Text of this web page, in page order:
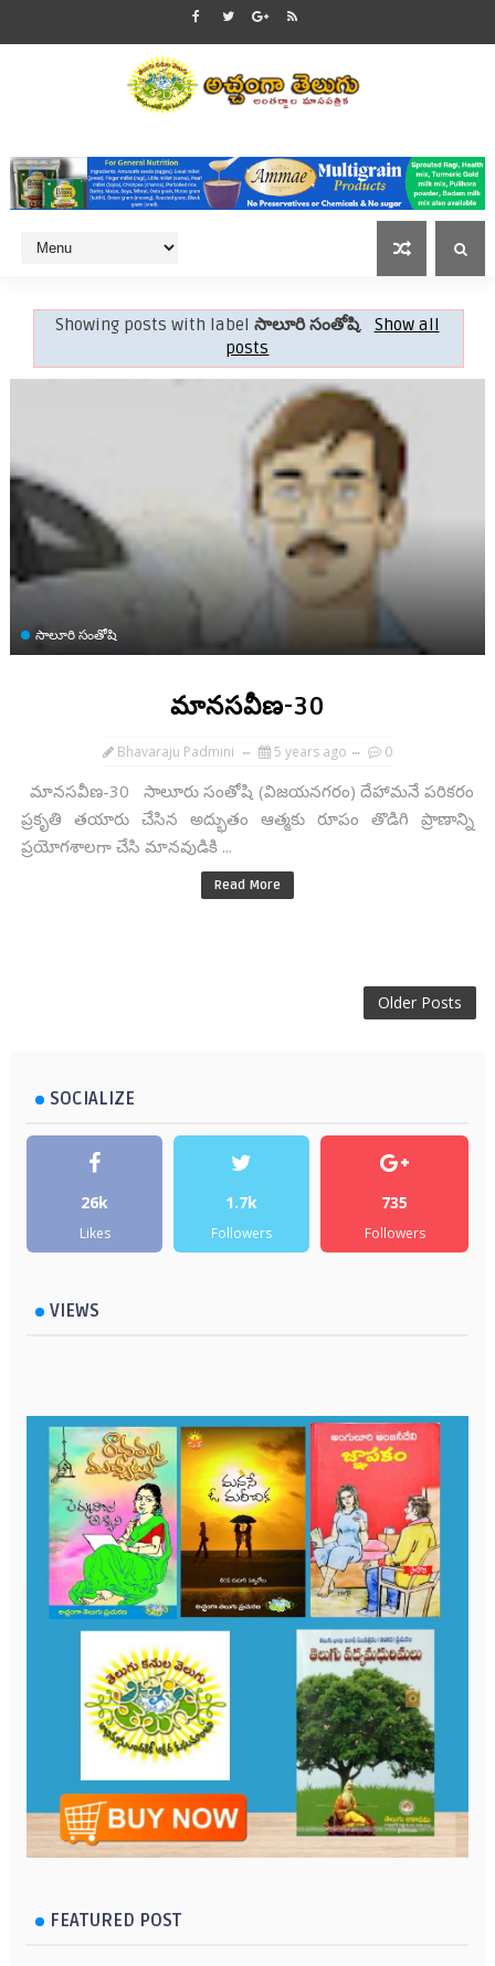
Showing posts with labelసాలూరి సంతోషి.
Show all
posts
సాలూరి సంతోషి
మానసవీణ-30
Bhavaraju Padmini 5 years ago 0
మానసవీణ-30 సాలూరు సంతోషి (విజయనగరం) దేహామనే పరికరం
ప్రకృతి తయారు చేసిన అద్భుతం ఆత్మకు రూపం తొడిగి ప్రాణాన్ని
ప్రయోగశాలగా చేసి మానవుడికి ...
Read More
Older Posts
SOCIALIZE
26k
Likes
1.7k
Followers
735
Followers
VIEWS
FEATURED POST